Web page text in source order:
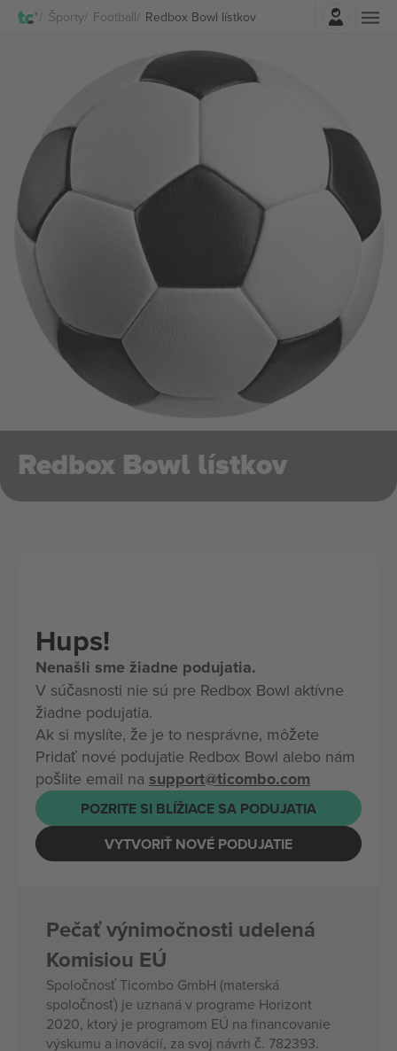
Športy Football Redbox Bowl lístkov
Prihlásenie
Redbox Bowl lístkov
Hups!
Nenašli sme žiadne podujatia.
V súčasnosti nie sú pre Redbox Bowl aktívne
žiadne podujatia.
Ak si myslíte, že je to nesprávne, môžete
Pridať nové podujatie Redbox Bowl alebo nám
pošlite email na support@ticombo.com
POZRITE SI BLÍŽIACE SA PODUJATIA
VYTVORIŤ NOVÉ PODUJATIE
Pečať výnimočnosti udelená
Komisiou EÚ
Spoločnosť Ticombo GmbH (materská
spoločnosť) je uznaná v programe Horizont
2020, ktorý je programom EÚ na financovanie
výskumu a inovácií, za svoj návrh č. 782393.